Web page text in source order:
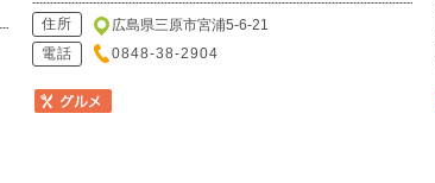
住所
広島県三原市宮浦5-6-21
電話
0848-38-2904